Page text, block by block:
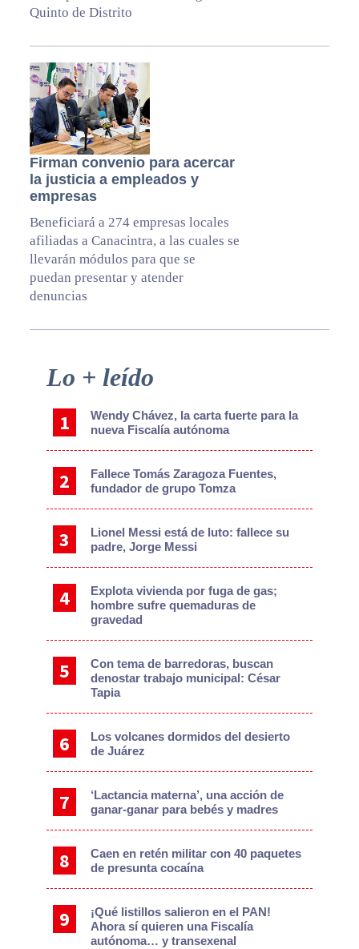
Quinto de Distrito
Firman convenio para acercar
la justicia a empleados y
empresas
Beneficiará a 274 empresas locales
afiliadas a Canacintra, a las cuales se
llevarán módulos para que se
puedan presentar y atender
denuncias
Primary
Lo + leído
Wendy Chávez, la carta fuerte para la
nueva Fiscalía autónoma
Fallece Tomás Zaragoza Fuentes,
fundador de grupo Tomza
Lionel Messi está de luto: fallece su
padre, Jorge Messi
Explota vivienda por fuga de gas;
hombre sufre quemaduras de
gravedad
Con tema de barredoras, buscan
denostar trabajo municipal: César
Tapia
Los volcanes dormidos del desierto
de Juárez
‘Lactancia materna’, una acción de
ganar-ganar para bebés y madres
Caen en retén militar con 40 paquetes
de presunta cocaína
¡Qué listillos salieron en el PAN!
Ahora sí quieren una Fiscalía
autónoma… y transexenal